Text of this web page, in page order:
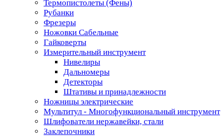
Термопистолеты (Фены)
Рубанки
Фрезеры
Ножовки Сабельные
Гайковерты
Измерительный инструмент
Нивелиры
Дальномеры
Детекторы
Штативы и принадлежности
Ножницы электрические
Мультитул - Многофункциональный инструмент
Шлифователи нержавейки, стали
Заклепочники